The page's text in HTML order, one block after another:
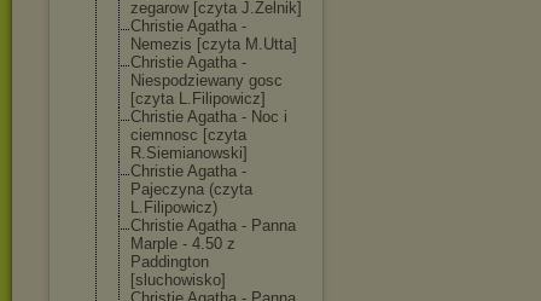
zegarow [czyta J.Zelnik]
Christie Agatha -
Nemezis [czyta M.Utta]
Christie Agatha -
Niespodziewany gosc
[czyta L.Filipowicz]
Christie Agatha - Noc i
ciemnosc [czyta
R.Siemianowski]
Christie Agatha -
Pajeczyna (czyta
L.Filipowicz)
Christie Agatha - Panna
Marple - 4.50 z
Paddington
[sluchowisko]